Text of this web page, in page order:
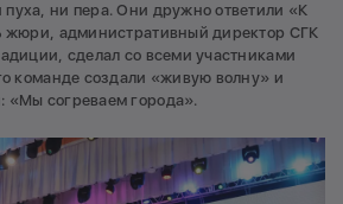
ни пера. Они дружно ответили «К
жюри, административный директор СГК
сделал со всеми участниками
команде создали «живую волну» и
«Мы согреваем города».